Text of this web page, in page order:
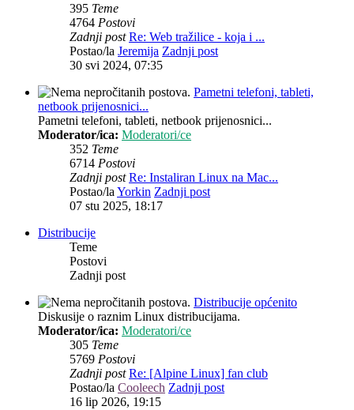
395 Teme
4764 Postovi
Zadnji post Re: Web tražilice - koja i ...
Postao/la Jeremija Zadnji post
30 svi 2024, 07:35
Pametni telefoni, tableti,
netbook prijenosnici...
Pametni telefoni, tableti, netbook prijenosnici...
Moderator/ica: Moderatori/ce
352 Teme
6714 Postovi
Zadnji post Re: Instaliran Linux na Mac...
Postao/laYorkin Zadnji post
07 stu 2025, 18:17
Distribucije
Teme
Postovi
Zadnji post
Distribucije općenito
Diskusije o raznim Linux distribucijama.
Moderator/ica: Moderatori/ce
305 Teme
5769 Postovi
Zadnji post Re: [Alpine Linux] fan club
Postao/la Cooleech Zadnji post
16 lip 2026, 19:15